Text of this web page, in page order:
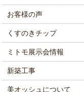
お客様の声
くすのきチップ
ミトモ展示会情報
新築工事
美オッシュについて